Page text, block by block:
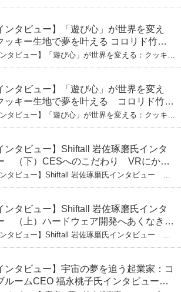
「変形」に魅せられたデザイナーの軌
ンタビュー】「遊び心」が世界を変え
ッキー生地で夢を叶える コロリド竹内
（下） 起業は「影響力」のため。愛と
子育て哲学
ンタビュー】「遊び心」が世界を変える：クッキー
ンタビュー】「遊び心」が世界を変え
ッキー生地で夢を叶える コロリド竹内
（上） クッキー生地に込めた「誰でも
」という哲学
ンタビュー】「遊び心」が世界を変える：クッキー
ンタビュー】Shiftall 岩佐琢磨氏インタ
（下）CESへのこだわり VRにかけ
来
ンタビュー】Shiftall 岩佐琢磨氏インタビュー
ンタビュー】Shiftall 岩佐琢磨氏インタ
（上）ハードウェア開発へあくなき挑
の起業の経緯とは
ンタビュー】Shiftall 岩佐琢磨氏インタビュー
ンタビュー】宇宙の夢を追う起業家：コ
ルームCEO 福永桃子氏インタビュー